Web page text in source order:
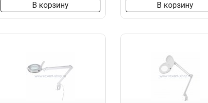
В корзину В корзину